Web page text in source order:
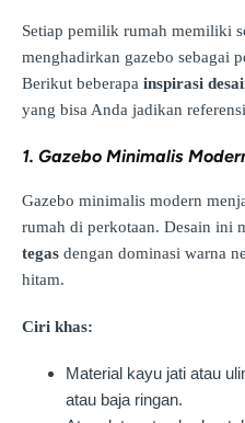
Setiap pemilik rumah memiliki
menghadirkan gazebo sebagai
Berikut beberapa inspirasi
yang bisa Anda jadikan
1. Gazebo Minimalis
Gazebo minimalis modern
rumah di perkotaan. Desain ini
tegas dengan dominasi warna
hitam.
Ciri khas:
Material kayu jati atau
atau baja ringan.